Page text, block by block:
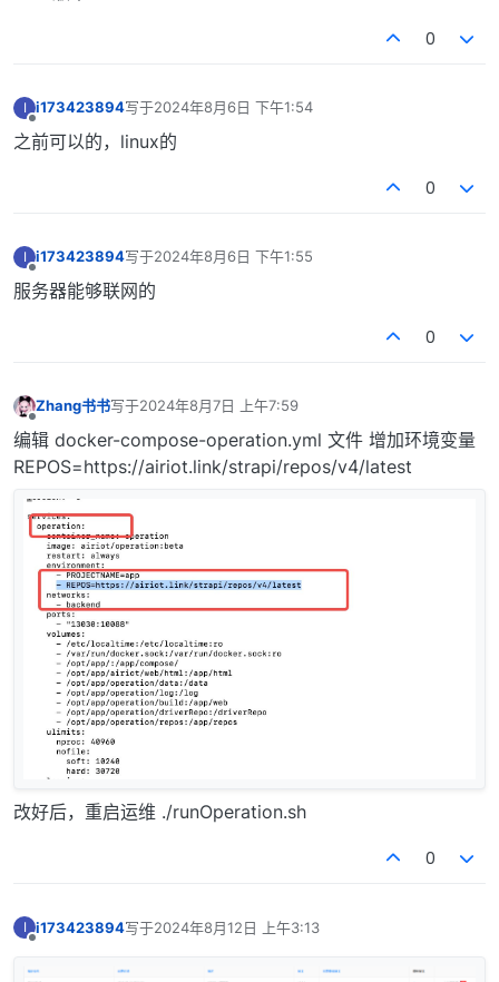
0
I i173423894写于2024年8月6日 下午1:54
最后由 编辑
之前可以的，linux的
0
I i173423894写于2024年8月6日 下午1:55
最后由 编辑
服务器能够联网的
0
Zhang书书写于2024年8月7日 上午7:59
最后由 编辑
编辑 docker-compose-operation.yml 文件 增加环境变量
REPOS=https://airiot.link/strapi/repos/v4/latest
改好后，重启运维 ./runOperation.sh
0
I i173423894写于2024年8月12日 上午3:13
最后由 编辑